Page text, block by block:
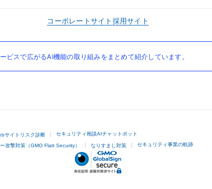
コーポレートサイト 採用サイト
スで広がるAI機能の取り組みをまとめて紹介しています。
サイトリスク診断 セキュリティ相談AIチャットボット
攻撃対策（GMO Flatt Security） なりすまし対策 セキュリティ事業の軌跡